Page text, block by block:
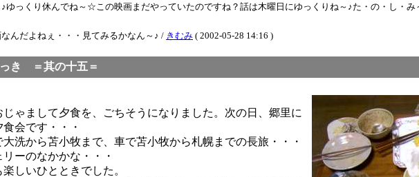
♪ゆっくり休んでね～☆この映画まだやっていたのですね？話は木曜日にゆっくりね～♪た・の・し
んだよねぇ・・・見てみるかなん～♪ / きむみ ( 2002-05-28 14:16 )
き ＝其の十五＝
ゃまして夕食を、ごちそうになりました。次の日、郷里に
会です・・・
洗から苫小牧まで、車で苫小牧から札幌までの長旅・・・
ーのなかかな・・・
しいひとときでした。